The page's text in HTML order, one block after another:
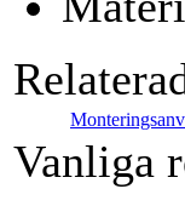
Vanliga